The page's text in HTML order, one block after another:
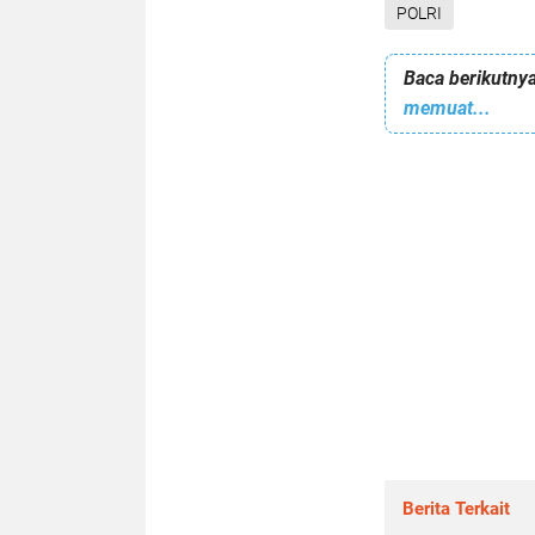
POLRI
Baca
memuat...
Berita Terkait